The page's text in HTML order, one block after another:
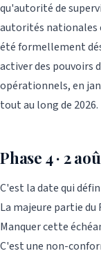
qu'autorité de
autorités nationales
été formellement
activer des pouvoirs
opérationnels, en
tout au long de 2026.
Phase 4 · 2
C'est la date qui
La majeure partie
Manquer cette
C'est une non-